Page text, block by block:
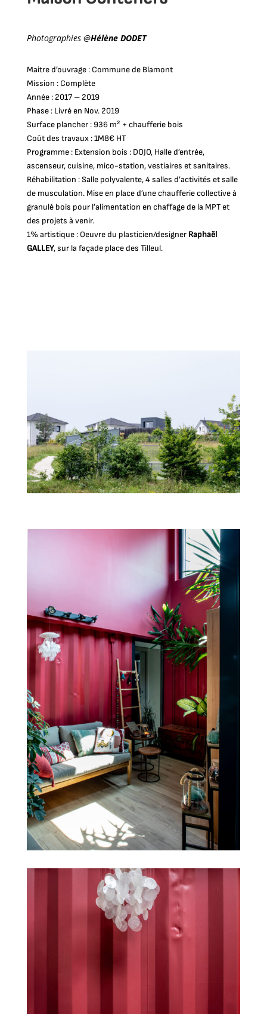
Photographies @Hélène DODET
Maitre d’ouvrage : Commune de Blamont
Mission : Complète
Année : 2017 – 2019
Phase : Livré en Nov. 2019
Surface plancher : 936 m² + chaufferie bois
Coût des travaux : 1M8€ HT
Programme : Extension bois : DOJO, Halle d’entrée,
ascenseur, cuisine, mico-station, vestiaires et sanitaires.
Réhabilitation : Salle polyvalente, 4 salles d’activités et salle
de musculation. Mise en place d’une chaufferie collective à
granulé bois pour l’alimentation en chaffage de la MPT et
des projets à venir.
1% artistique : Oeuvre du plasticien/designer Raphaël
GALLEY, sur la façade place des Tilleul.